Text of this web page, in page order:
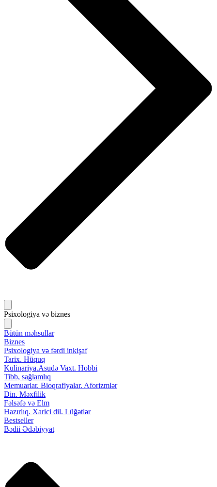
Psixologiya və biznes
Bütün məhsullar
Biznes
Psixologiya və fərdi inkişaf
Tarix. Hüquq
Kulinariya.Asudə Vaxt. Hobbi
Tibb, sağlamlıq
Memuarlar. Bioqrafiyalar. Aforizmlər
Din. Məxfilik
Fəlsəfə və Elm
Hazırlıq. Xarici dil. Lüğətlər
Bestseller
Bədii Ədəbiyyat